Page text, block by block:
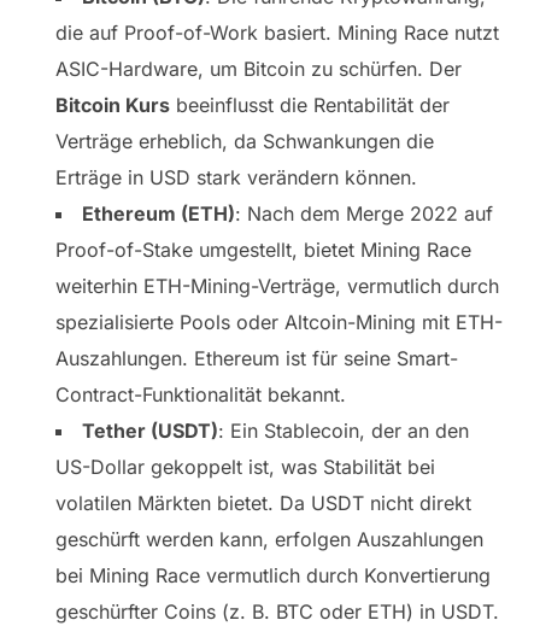
die auf Proof-of-Work basiert. Mining Race nutzt
ASIC-Hardware, um Bitcoin zu schürfen. Der
Bitcoin Kurs beeinflusst die Rentabilität der
Verträge erheblich, da Schwankungen die
Erträge in USD stark verändern können.
Ethereum (ETH): Nach dem Merge 2022 auf
Proof-of-Stake umgestellt, bietet Mining Race
weiterhin ETH-Mining-Verträge, vermutlich durch
spezialisierte Pools oder Altcoin-Mining mit ETH-
Auszahlungen. Ethereum ist für seine Smart-
Contract-Funktionalität bekannt.
Tether (USDT): Ein Stablecoin, der an den
US-Dollar gekoppelt ist, was Stabilität bei
volatilen Märkten bietet. Da USDT nicht direkt
geschürft werden kann, erfolgen Auszahlungen
bei Mining Race vermutlich durch Konvertierung
geschürfter Coins (z. B. BTC oder ETH) in USDT.